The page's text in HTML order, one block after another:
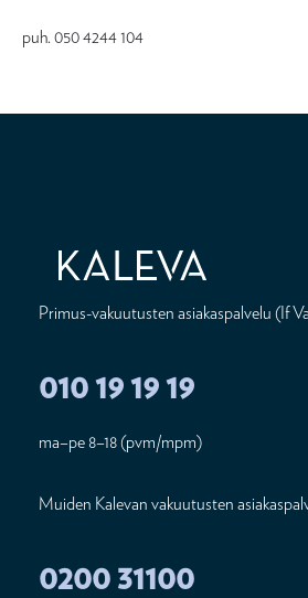
puh. 050 4244 104
Primus-vakuutusten asiakaspalvelu (If
010 19 19 19
ma–pe 8–18 (pvm/mpm)
Muiden Kalevan vakuutusten
0200 31100